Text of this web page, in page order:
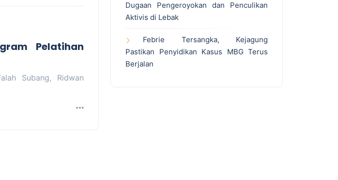
Pelatihan
Subang, Ridwan
Dugaan Pengeroyokan dan Penculikan
Aktivis di Lebak
Febrie Tersangka, Kejagung
Pastikan Penyidikan Kasus MBG Terus
Berjalan